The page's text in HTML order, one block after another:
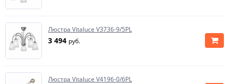
Люстра Vitaluce V3736-9/5PL
3 494 руб.
Люстра Vitaluce V4196-0/6PL